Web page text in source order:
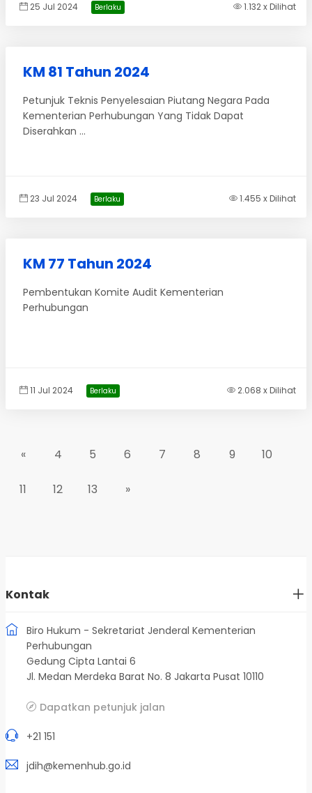
25 Jul 2024 Berlaku 1.132 x Dilihat
KM 81 Tahun 2024
Petunjuk Teknis Penyelesaian Piutang Negara Pada
Kementerian Perhubungan Yang Tidak Dapat
Diserahkan ...
23 Jul 2024 Berlaku 1.455 x Dilihat
KM 77 Tahun 2024
Pembentukan Komite Audit Kementerian
Perhubungan
11 Jul 2024 Berlaku 2.068 x Dilihat
« 4 5 6 7 8 9 10
11 12 13 »
Kontak
Biro Hukum - Sekretariat Jenderal Kementerian
Perhubungan
Gedung Cipta Lantai 6
Jl. Medan Merdeka Barat No. 8 Jakarta Pusat 10110
Dapatkan petunjuk jalan
+21 151
jdih@kemenhub.go.id